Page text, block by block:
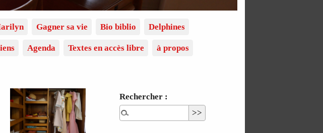
Gagner sa vie Bio biblio Delphines
Agenda Textes en accès libre à propos
Rechercher :